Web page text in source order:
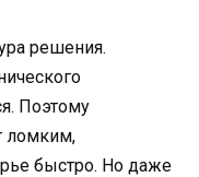
решения.
Поэтому
ломким,
быстро. Но даже